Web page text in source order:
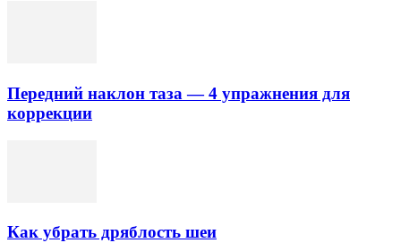
Передний наклон таза — 4 упражнения для
коррекции
Как убрать дряблость шеи